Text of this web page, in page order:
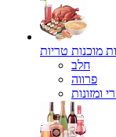
מוכנות טריות
חלב
פרווה
ומזונות